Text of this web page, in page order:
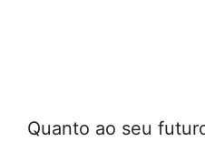
Quanto ao seu